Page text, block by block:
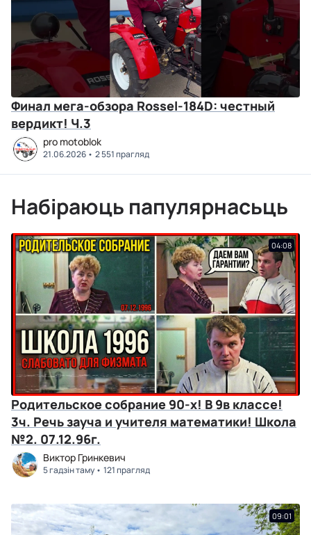
Финал мега-обзора Rossel-184D: честный
вердикт! Ч.3
pro motoblok
21.06.2026 2 551 прагляд
Набіраюць папулярнасьць
04:08
Родительское собрание 90-х! В 9в классе!
3ч. Речь зауча и учителя математики! Школа
№2. 07.12.96г.
Виктор Гринкевич
5 гадзін таму 121 прагляд
09:01